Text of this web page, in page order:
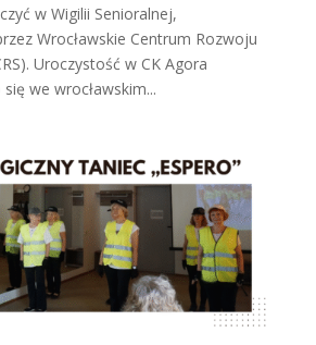
w Wigilii Senioralnej,
Wrocławskie Centrum Rozwoju
Uroczystość w CK Agora
we wrocławskim...